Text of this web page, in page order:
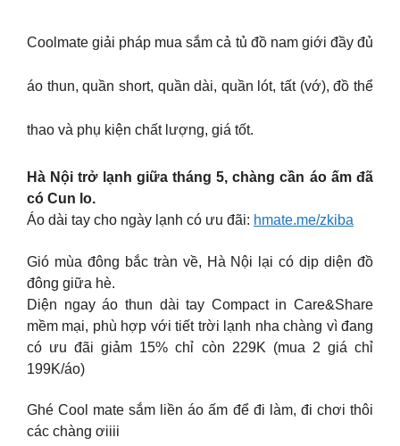
Coolmate giải pháp mua sắm cả tủ đồ nam giới đầy đủ
áo thun, quần short, quần dài, quần lót, tất (vớ), đồ thể
thao và phụ kiện chất lượng, giá tốt.
Hà Nội trở lạnh giữa tháng 5, chàng cần áo ấm đã
có Cun lo.
Áo dài tay cho ngày lạnh có ưu đãi: hmate.me/zkiba
Gió mùa đông bắc tràn về, Hà Nội lại có dịp diện đồ
đông giữa hè.
Diện ngay áo thun dài tay Compact in Care&Share
mềm mại, phù hợp với tiết trời lạnh nha chàng vì đang
có ưu đãi giảm 15% chỉ còn 229K (mua 2 giá chỉ
199K/áo)
Ghé Cool mate sắm liền áo ấm để đi làm, đi chơi thôi
các chàng ơiiii